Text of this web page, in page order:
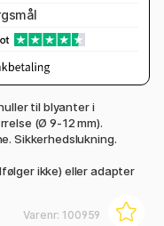
til blyanter i
(Ø 9-12 mm).
Sikkerhedslukning.
ikke) eller adapter
Varenr: 100959